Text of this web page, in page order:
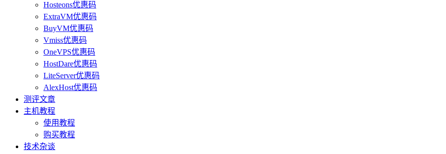
Hosteons优惠码
ExtraVM优惠码
BuyVM优惠码
Vmiss优惠码
OneVPS优惠码
HostDare优惠码
LiteServer优惠码
AlexHost优惠码
测评文章
主机教程
使用教程
购买教程
技术杂谈